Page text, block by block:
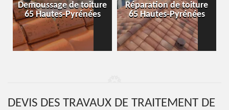
Demoussage de toiture
65 Hautes-Pyrénées
Réparation de toiture
65 Hautes-Pyrénées
DEVIS DES TRAVAUX DE TRAITEMENT DE